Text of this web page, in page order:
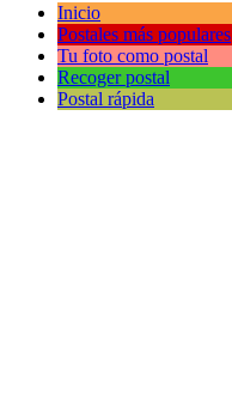
Inicio
Postales más populares
Tu foto como postal
Recoger postal
Postal rápida